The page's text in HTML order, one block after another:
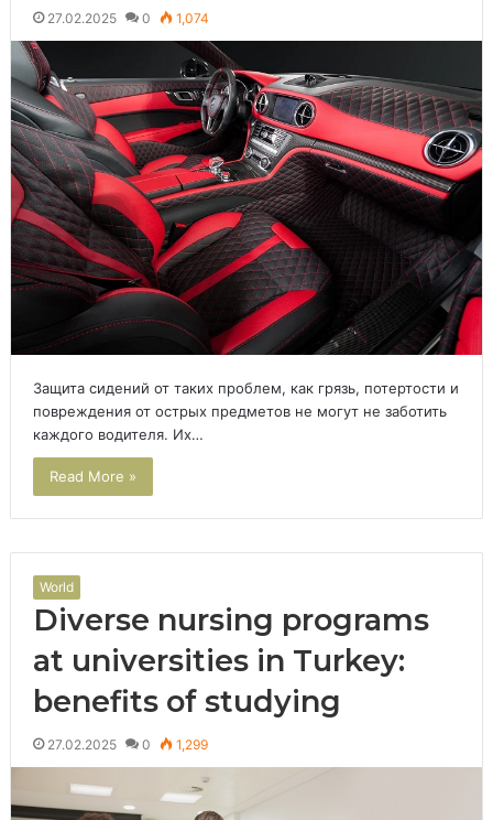
27.02.2025 0 1,074
Защита сидений от таких проблем, как грязь, потертости и
повреждения от острых предметов не могут не заботить
каждого водителя. Их…
Read More »
World
Diverse nursing programs
at universities in Turkey:
benefits of studying
27.02.2025 0 1,299